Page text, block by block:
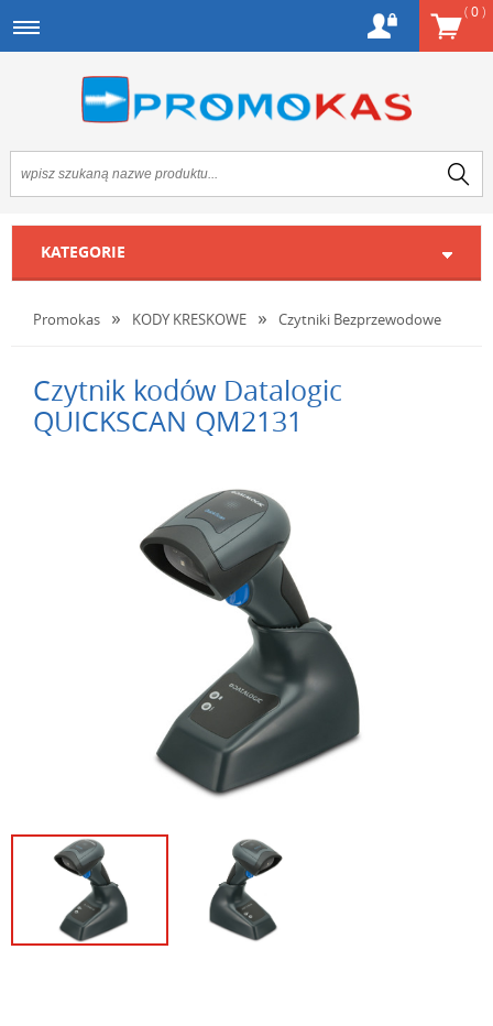
(0)
KATEGORIE
Promokas KODY KRESKOWE Czytniki Bezprzewodowe
Czytnik kodów Datalogic
QUICKSCAN QM2131